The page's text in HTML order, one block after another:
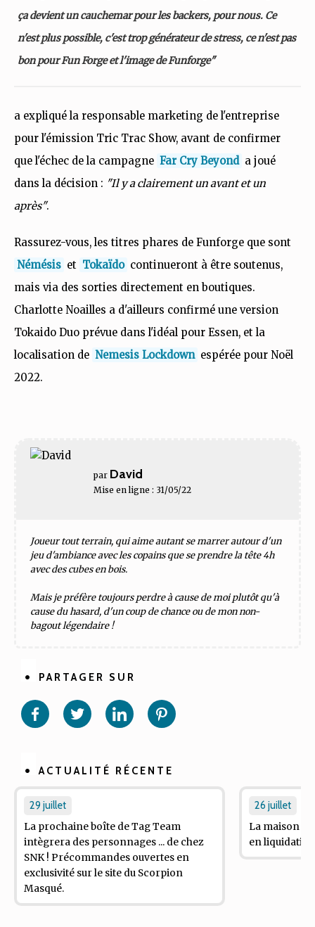
ça devient un cauchemar pour les backers, pour nous. Ce
n'est plus possible, c'est trop générateur de stress, ce n'est pas
bon pour Fun Forge et l'image de Funforge"
a expliqué la responsable marketing de l'entreprise
pour l'émission Tric Trac Show, avant de confirmer
que l'échec de la campagne Far Cry Beyond a joué
dans la décision : "Il y a clairement un avant et un
après".
Rassurez-vous, les titres phares de Funforge que sont
Némésis et Tokaïdo continueront à être soutenus,
mais via des sorties directement en boutiques.
Charlotte Noailles a d'ailleurs confirmé une version
Tokaido Duo prévue dans l'idéal pour Essen, et la
localisation de Nemesis Lockdown espérée pour Noël
2022.
par David
Mise en ligne : 31/05/22
Joueur tout terrain, qui aime autant se marrer autour d'un
jeu d'ambiance avec les copains que se prendre la tête 4h
avec des cubes en bois.
Mais je préfère toujours perdre à cause de moi plutôt qu'à
cause du hasard, d'un coup de chance ou de mon non-
bagout légendaire !
PARTAGER SUR
Partager
sur
Partager
sur sur
ACTUALITÉ RÉCENTE
29 juillet
La prochaine boîte deTag Team
intègrera des personnages ... de chez
SNK ! Précommandes ouvertes en
exclusivité sur le site du Scorpion
Masqué.
26 juillet
La maison
en